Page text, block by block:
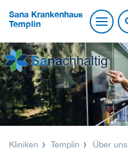
Sana Krankenhaus
Templin
Kliniken Templin Über uns